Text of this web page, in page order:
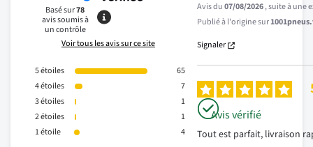
Basé sur78
avis soumis à
un contrôle
Voir tous les avis sur ce site
5étoiles
65
4étoiles
7
3étoiles
1
2étoiles
1
1étoile 4
Avis du07/08/2026, suite à une
Publié à l'origine sur
Signaler
Avis vérifié
Tout est parfait, livraison